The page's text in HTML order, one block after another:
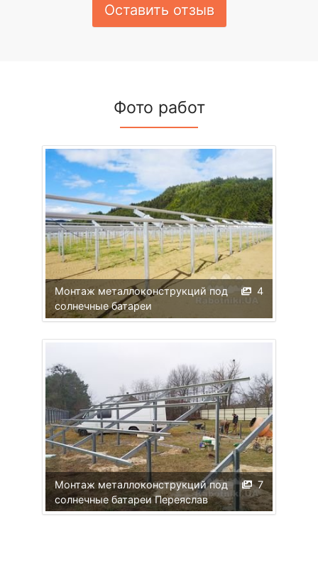
Оставить отзыв
Фото работ
4
Монтаж металлоконструкций под
солнечные батареи
7
Монтаж металлоконструкций под
солнечные батареи Переяслав